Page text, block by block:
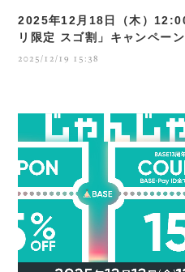
2025年12月18日（木）
リ限定 スゴ割」キャンペーン
2025/12/19 15:38